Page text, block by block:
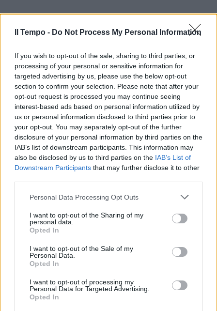
Il Tempo - Do Not Process My Personal Information
If you wish to opt-out of the sale, sharing to third parties, or
processing of your personal or sensitive information for
targeted advertising by us, please use the below opt-out
section to confirm your selection. Please note that after your
opt-out request is processed you may continue seeing
interest-based ads based on personal information utilized by
us or personal information disclosed to third parties prior to
your opt-out. You may separately opt-out of the further
disclosure of your personal information by third parties on the
IAB’s list of downstream participants. This information may
also be disclosed by us to third parties on the IAB’s List of
Downstream Participants that may further disclose it to other
Personal Data Processing Opt Outs
I want to opt-out of the Sharing of my
personal data.
Opted In
I want to opt-out of the Sale of my
Personal Data.
Opted In
I want to opt-out of processing my
Personal Data for Targeted Advertising.
Opted In
In evidenza